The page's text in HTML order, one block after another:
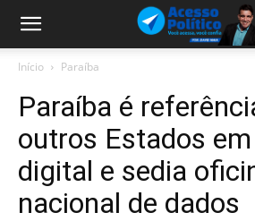
Início Paraíba
Paraíba é
outros Estados
digital e sedia
nacional de dados